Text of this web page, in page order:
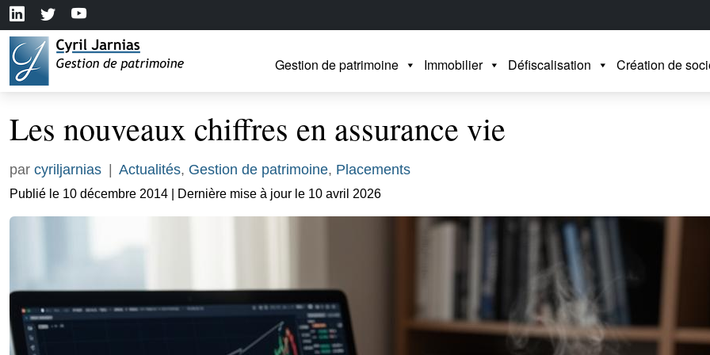
Gestion de patrimoine Immobilier Défiscalisation Création de
Les nouveaux chiffres en assurance vie
par cyriljarnias Actualités, Gestion de patrimoine, Placements
Publié le 10 décembre 2014 | Dernière mise à jour le 10 avril 2026